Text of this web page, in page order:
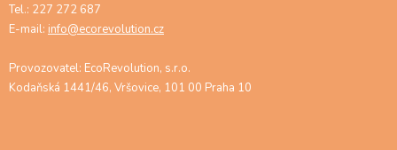
Tel.: 227 272 687
E-mail: info@ecorevolution.cz
Provozovatel: EcoRevolution, s.r.o.
Kodaňská 1441/46, Vršovice, 101 00 Praha 10